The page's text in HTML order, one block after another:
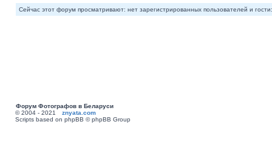
Сейчас этот форум просматривают: нет зарегистрированных пользователей и
Форум Фотографов в Беларуси
© 2004 - 2021 znyata.com
Scripts based on phpBB © phpBB Group